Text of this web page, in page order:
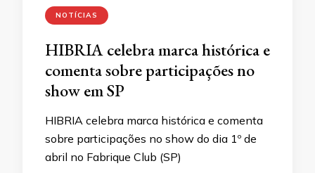
NOTÍCIAS
HIBRIA celebra marca histórica e
comenta sobre participações no
show em SP
HIBRIA celebra marca histórica e comenta
sobre participações no show do dia 1º de
abril no Fabrique Club (SP)